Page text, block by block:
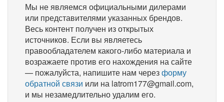
Мы не являемся официальными дилерами
или представителями указанных брендов.
Весь контент получен из открытых
источников. Если вы являетесь
правообладателем какого-либо материала и
возражаете против его нахождения на сайте
— пожалуйста, напишите нам черезформу
обратной связи или на latrom177@gmail.com,
и мы незамедлительно удалим его.